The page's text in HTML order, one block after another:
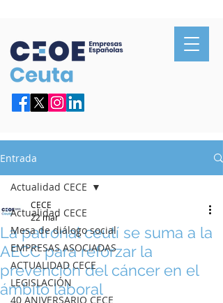
Entrada
Actualidad CECE
Mesa de diálogo social
EMPRESAS ASOCIADAS
ACTUALIDAD CECE
LEGISLACIÓN
40 ANIVERSARIO CECE
Actualidad CECE
La patronal ceutí se suma a la
AECC para reforzar la
prevención del cáncer en el
ámbito laboral
CECE
22 mar